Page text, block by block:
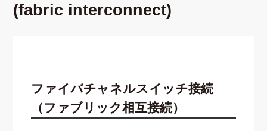
(fabric interconnect)
ファイバチャネルスイッチ接続
（ファブリック相互接続）